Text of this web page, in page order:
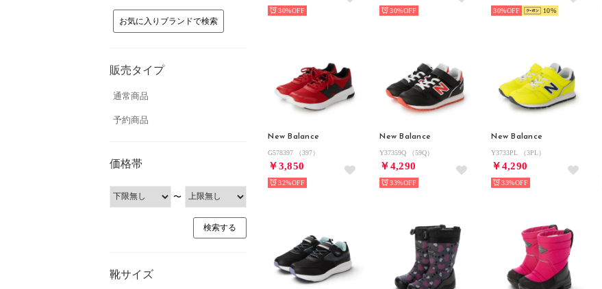
お気に入りブランドで検索
販売タイプ
通常商品
予約商品
価格帯
〜
靴サイズ
30% 30% 30% 10
New Balance
G578397 （397）
￥3,850
32%
New Balance
Y37359Q （59Q）
￥4,290
33%
New Balance
Y3733PL （3PL）
￥4,290
33%